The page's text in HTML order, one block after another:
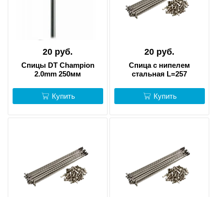
20 руб.
Спицы DT Champion
2.0mm 250мм
Купить
20 руб.
Спица с нипелем
стальная L=257
Купить